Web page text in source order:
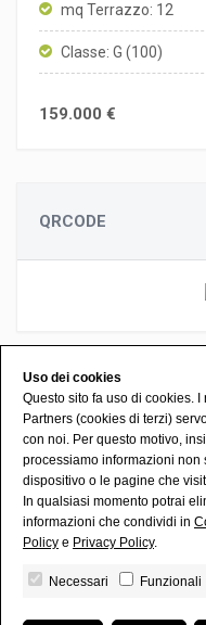
mq Terrazzo: 12
Classe: G (100)
159.000 €
QRCODE
FACEBOOK
EFFECICASA agenzia
Uso dei cookies
Questo sito fa uso di cookies.
Partners (cookies di terzi)
con noi. Per questo motivo,
processiamo informazioni
dispositivo o le pagine che
In qualsiasi momento potrai
informazioni che condividi in
Policy e Privacy Policy.
Necessari Funzionali